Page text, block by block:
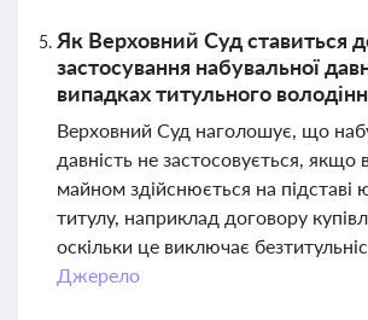
Як Верховний Суд ставиться
застосування набувальної
випадках титульного
Верховний Суд наголошує, що
давність не застосовується, якщо
майном здійснюється на підставі
титулу, наприклад договору
оскільки це виключає
Джерело